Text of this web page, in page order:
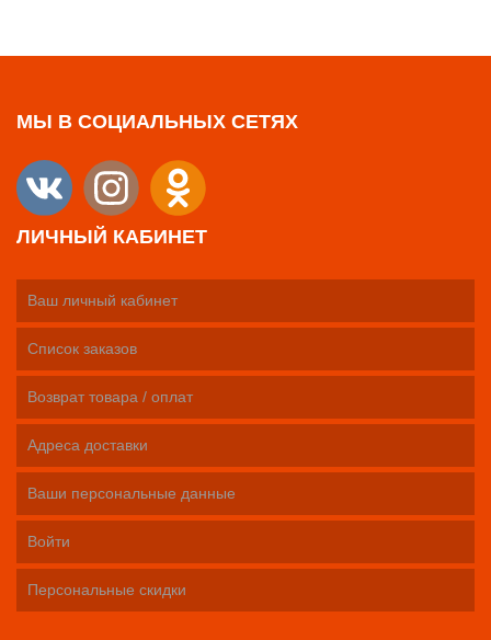
МЫ В СОЦИАЛЬНЫХ СЕТЯХ
ЛИЧНЫЙ КАБИНЕТ
Ваш личный кабинет
Список заказов
Возврат товара / оплат
Адреса доставки
Ваши персональные данные
Войти
Персональные скидки